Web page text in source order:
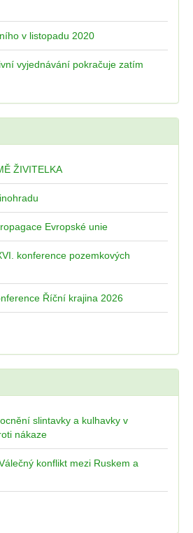
v listopadu 2020
vyjednávání pokračuje zatím
ŽIVITELKA
Evropské unie
konference pozemkových
Říční krajina 2026
slintavky a kulhavky v
nákaze
konflikt mezi Ruskem a